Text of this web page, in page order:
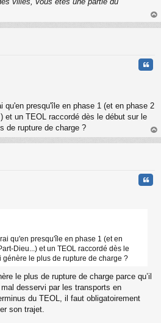
au
qu'en presqu'île en phase 1 (et en phase 2
et un TEOL raccordé dès le début sur le
de rupture de charge ?
au
qu'en presqu'île en phase 1 (et en
Dieu...) et un TEOL raccordé dès le
génère le plus de rupture de charge ?
le plus de rupture de charge parce qu’il
desservi par les transports en
du TEOL, il faut obligatoirement
son trajet.